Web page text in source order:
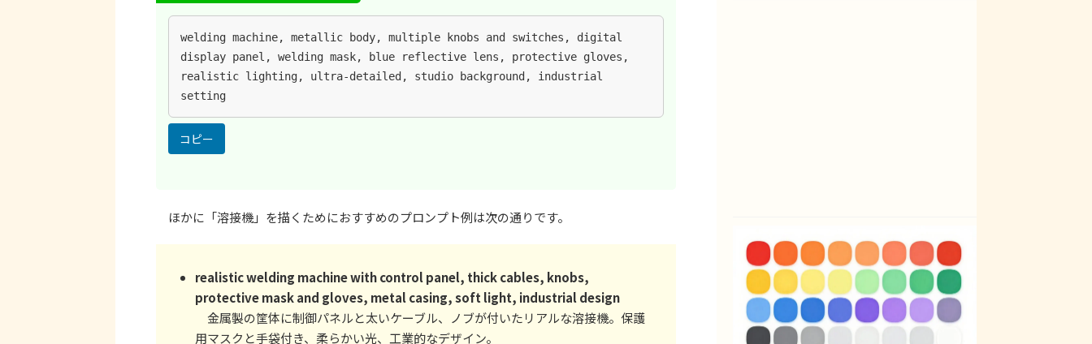
welding machine, metallic body, multiple knobs and switches, digital
display panel, welding mask, blue reflective lens, protective gloves,
realistic lighting, ultra-detailed, studio background, industrial
setting
コピー
ほかに「溶接機」を描くためにおすすめのプロンプト例は次の通りです。
realistic welding machine with control panel, thick cables, knobs,
protective mask and gloves, metal casing, soft light, industrial design
金属製の筐体に制御パネルと太いケーブル、ノブが付いたリアルな溶接機。保護
用マスクと手袋付き、柔らかい光、工業的なデザイン。